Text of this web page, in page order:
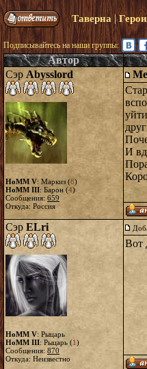
Таверна|
Подписывайтесь на наши группы:
Автор
Сэр Abysslord
HoMM V: Маркиз (8)
HoMM III: Барон (4)
Сообщения: 659
Откуда: Россия
И
Сэр ELri
HoMM V: Рыцарь
HoMM III: Рыцарь (1)
Сообщения: 870
Откуда: Неизвестно
Вот